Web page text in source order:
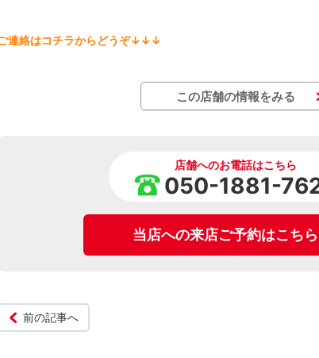
連絡はコチラからどうぞ↓↓↓
この店舗の情報をみる
店舗へのお電話はこちら
050-1881-
当店への来店ご予約はこち
前の記事へ